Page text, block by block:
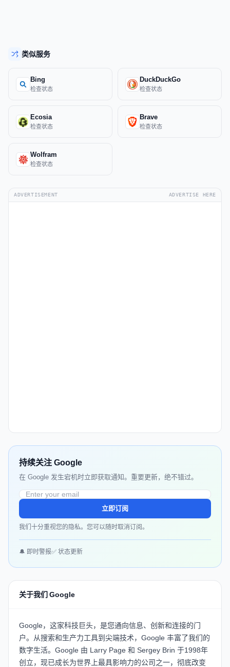
类似服务
Bing
检查状态
DuckDuckGo
检查状态
Ecosia
检查状态
Brave
检查状态
Wolfram
检查状态
ADVERTISEMENT ADVERTISE HERE
持续关注 Google
在 Google 发生宕机时立即获取通知。重要更新，绝不错过。
立即订阅
我们十分重视您的隐私。您可以随时取消订阅。
🔔 即时警报✅ 状态更新
关于我们 Google
Google，这家科技巨头，是您通向信息、创新和连接的门
户。从搜索和生产力工具到尖端技术，Google 丰富了我们的
数字生活。Google 由 Larry Page 和 Sergey Brin 于1998年
创立，现已成长为世界上最具影响力的公司之一，彻底改变